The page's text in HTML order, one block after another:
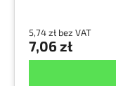
5,74 zł bez VAT
7,06 zł